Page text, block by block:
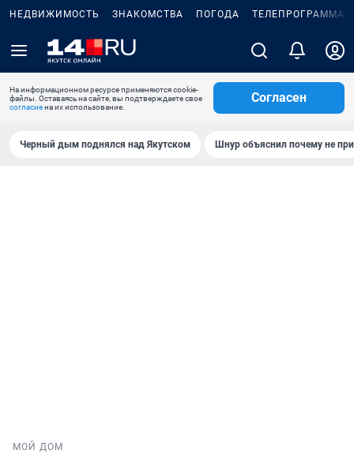
НЕДВИЖИМОСТЬ ЗНАКОМСТВА ПОГОДА ТЕЛЕПРОГРАММА
На информационном ресурсе применяются cookie-
файлы. Оставаясь на сайте, вы подтверждаете свое
согласиена их использование.
Согласен
Черный дым поднялся над Якутском Шнур объяснил почему не
МОЙ ДОМ